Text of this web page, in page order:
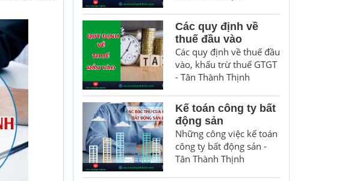
Các quy định về
thuế đầu vào
Các quy định về thuế đầu
vào, khấu trừ thuế GTGT
- Tân Thành Thịnh
Kế toán công ty bất
động sản
Những công việc kế toán
công ty bất động sản -
Tân Thành Thịnh